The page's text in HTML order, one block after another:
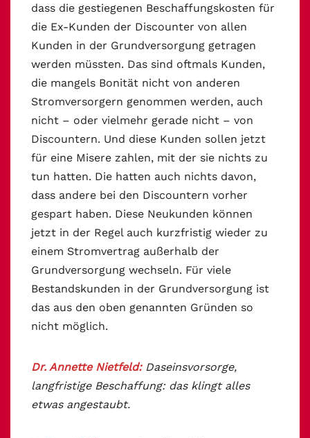
dass die gestiegenen Beschaffungskosten für
die Ex-Kunden der Discounter von allen
Kunden in der Grundversorgung getragen
werden müssten. Das sind oftmals Kunden,
die mangels Bonität nicht von anderen
Stromversorgern genommen werden, auch
nicht – oder vielmehr gerade nicht – von
Discountern. Und diese Kunden sollen jetzt
für eine Misere zahlen, mit der sie nichts zu
tun hatten. Die hatten auch nichts davon,
dass andere bei den Discountern vorher
gespart haben. Diese Neukunden können
jetzt in der Regel auch kurzfristig wieder zu
einem Stromvertrag außerhalb der
Grundversorgung wechseln. Für viele
Bestandskunden in der Grundversorgung ist
das aus den oben genannten Gründen so
nicht möglich.
Dr. Annette Nietfeld: Daseinsvorsorge,
langfristige Beschaffung: das klingt alles
etwas angestaubt.